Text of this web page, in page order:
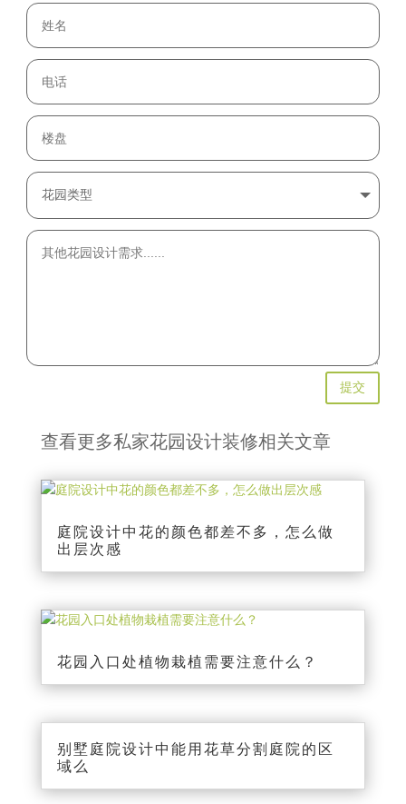
提交
查看更多私家花园设计装修相关文章
庭院设计中花的颜色都差不多，怎么做
出层次感
花园入口处植物栽植需要注意什么？
别墅庭院设计中能用花草分割庭院的区
域么